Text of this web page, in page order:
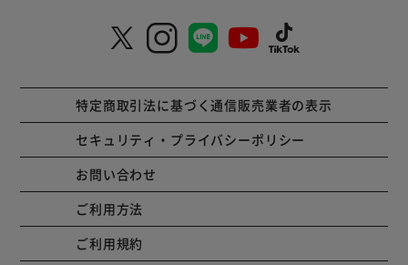
特定商取引法に基づく通信販売業者の表示
セキュリティ・プライバシーポリシー
お問い合わせ
ご利用方法
ご利用規約